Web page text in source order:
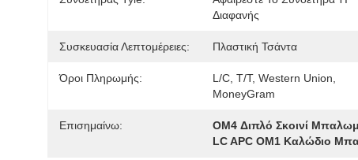
Διαφανής
Συσκευασία Λεπτομέρειες: Πλαστική Τσάντα
Όροι Πληρωμής:
L/C, T/T, Western Union,
MoneyGram
Επισημαίνω: OM4 Διπλό Σκοινί
LC APC OM1 Καλώδιο